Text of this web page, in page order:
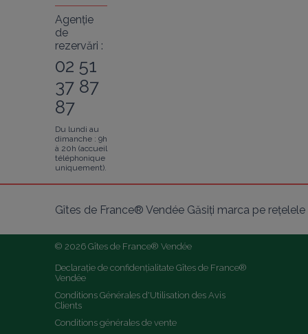
Agenție
de
rezervări :
02 51
37 87
87
Du lundi au
dimanche : 9h
à 20h (accueil
téléphonique
uniquement).
Gîtes de France® Vendée Găsiți marca pe
© 2026 Gîtes de France® Vendée
Declarație de confidențialitate Gîtes de France®
Vendée
Conditions Générales d'Utilisation des Avis
Clients
Conditions générales de vente